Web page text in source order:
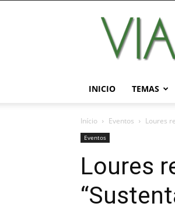
INICIO TEMAS
Início Eventos Loures
Eventos
Loures